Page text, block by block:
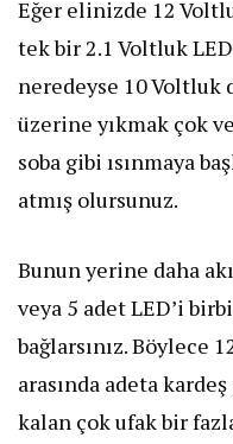
Eğer elinizde 12
tek bir 2.1 Voltluk
neredeyse 10 Voltluk
üzerine yıkmak çok
soba gibi ısınmaya
atmış olursunuz.
Bunun yerine daha
veya 5 adet LED’i
bağlarsınız. Böylece
arasında adeta
kalan çok ufak bir